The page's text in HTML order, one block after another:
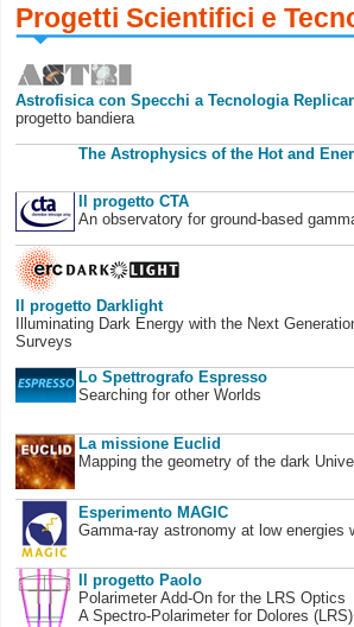
Progetti Scientifici e
Astrofisica con Specchi a Tecnologia
progetto bandiera
The Astrophysics of the Hot and
Il progetto CTA
An observatory for ground-based
Il progetto Darklight
Illuminating Dark Energy with the Next
Surveys
Lo Spettrografo Espresso
Searching for other Worlds
La missione Euclid
Mapping the geometry of the dark
Esperimento MAGIC
Gamma-ray astronomy at low energies
Il progetto Paolo
Polarimeter Add-On for the LRS Optics
A Spectro-Polarimeter for Dolores